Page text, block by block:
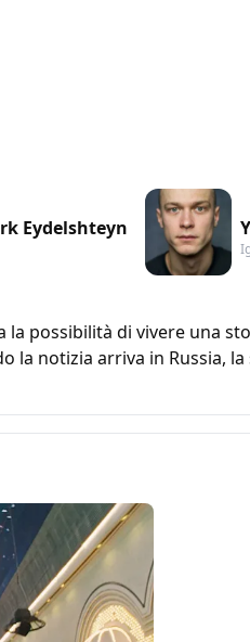
Eydelshteyn
possibilità di vivere una
la notizia arriva in Russia,